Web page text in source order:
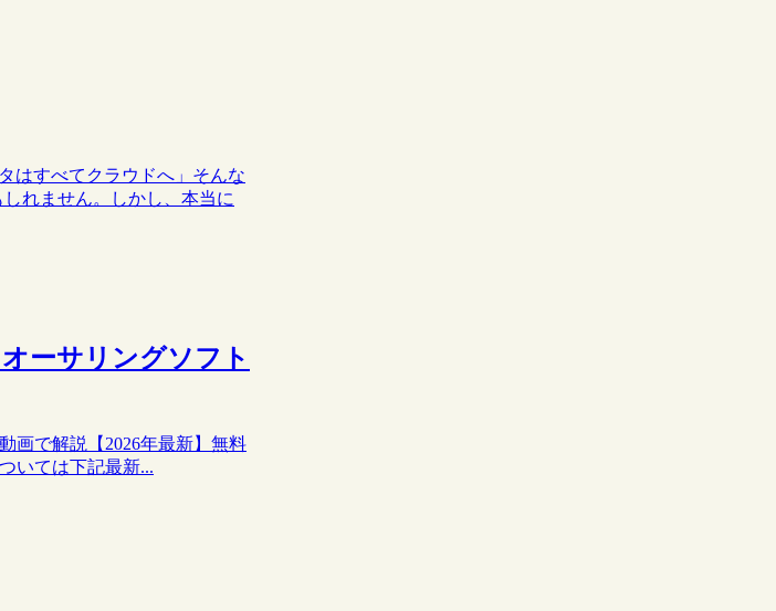
はすべてクラウドへ」そんな
れません。しかし、本当に
ーサリングソフト
画で解説【2026年最新】無料
いては下記最新...